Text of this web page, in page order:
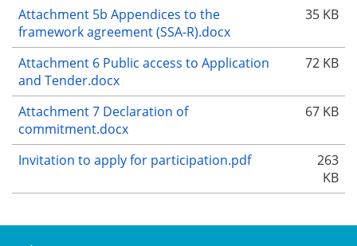
Attachment 5b Appendices to the
framework agreement (SSA-R).docx
35 KB
Attachment 6 Public access to Application
and Tender.docx
72 KB
Attachment 7 Declaration of
commitment.docx
67 KB
Invitation to apply for participation.pdf
263
KB